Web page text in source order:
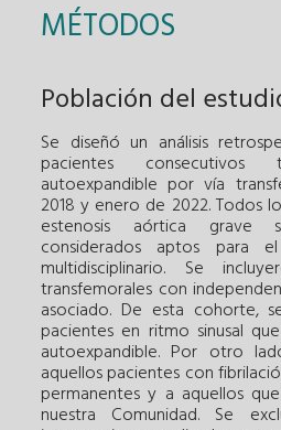
MÉTODOS
Población del
Se diseñó un análisis
pacientes
autoexpandible por vía
2018 y enero de 2022. Todos
estenosis aórtica grave
considerados aptos para
multidisciplinario. Se
transfemorales con
asociado. De esta cohorte,
pacientes en ritmo sinusal
autoexpandible. Por otro
aquellos pacientes con
permanentes y a aquellos
nuestra Comunidad. Se